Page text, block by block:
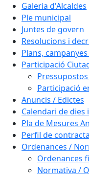
Galeria d'Alcaldes
Ple municipal
Juntes de govern
Resolucions i
Plans,
Participació
Participació
Anuncis / Edictes
Calendari de dies
Pla de Mesures
Perfil de
Ordenances /
Ordenances
Normativa /